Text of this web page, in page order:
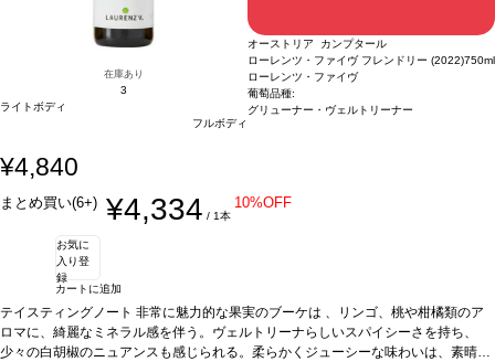
在庫あり
3
ライトボディ
フルボディ
オーストリア カンプタール
ローレンツ・ファイヴ フレンドリー (2022)750ml
ローレンツ・ファイヴ
葡萄品種:
グリューナー・ヴェルトリーナー
¥4,840
まとめ買い(6+) ¥4,334 / 1本
10%OFF
お気に
入り登
録
カートに追加
テイスティングノート 非常に魅力的な果実のブーケは 、リンゴ、桃や柑橘類のア
ロマに、綺麗なミネラル感を伴う。ヴェルトリーナらしいスパイシーさを持ち、
少々の白胡椒のニュアンスも感じられる。柔らかくジューシーな味わいは、素晴ら